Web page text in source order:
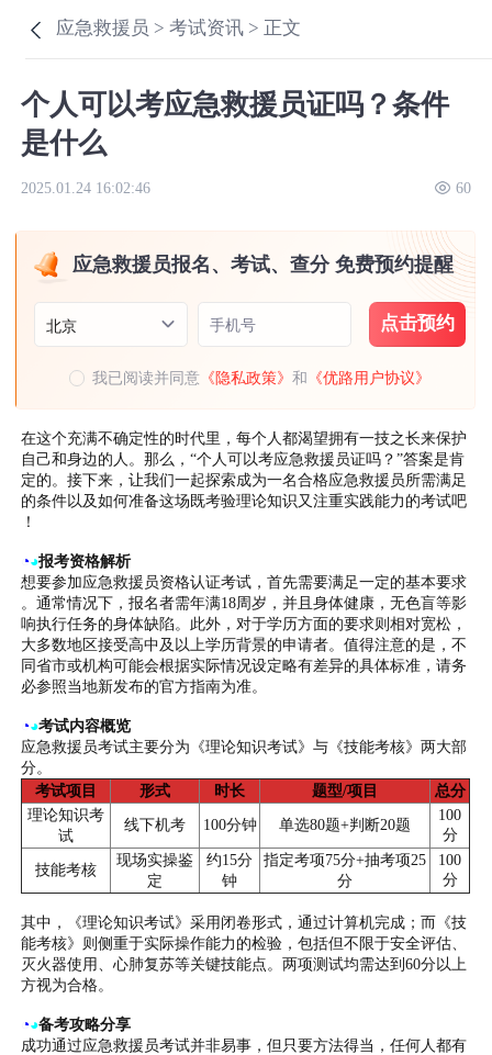
应急救援员 >考试资讯 > 正文
个人可以考应急救援员证吗？条件
是什么
2025.01.24 16:02:46 60
应急救援员报名、考试、查分 免费预约提醒
北京 手机号 点击预约
我已阅读并同意 《隐私政策》和 《优路用户协议》
在这个充满不确定性的时代里，每个人都渴望拥有一技之长来保护
自己和身边的人。那么，“个人可以考应急救援员证吗？”答案是肯
定的。接下来，让我们一起探索成为一名合格应急救援员所需满足
的条件以及如何准备这场既考验理论知识又注重实践能力的考试吧
！
◔◕报考资格解析
想要参加应急救援员资格认证考试，首先需要满足一定的基本要求
。通常情况下，报名者需年满18周岁，并且身体健康，无色盲等影
响执行任务的身体缺陷。此外，对于学历方面的要求则相对宽松，
大多数地区接受高中及以上学历背景的申请者。值得注意的是，不
同省市或机构可能会根据实际情况设定略有差异的具体标准，请务
必参照当地新发布的官方指南为准。
◔◕考试内容概览
应急救援员考试主要分为《理论知识考试》与《技能考核》两大部
分。
考试项目
形式 时长 题型/项目
总分
理论知识考
试
线下机考 100分钟 单选80题+判断20题
100
分
技能考核
现场实操鉴
定
约15分
钟
指定考项75分+抽考项25
分
100
分
其中，《理论知识考试》采用闭卷形式，通过计算机完成；而《技
能考核》则侧重于实际操作能力的检验，包括但不限于安全评估、
灭火器使用、心肺复苏等关键技能点。两项测试均需达到60分以上
方视为合格。
◔◕备考攻略分享
成功通过应急救援员考试并非易事，但只要方法得当，任何人都有